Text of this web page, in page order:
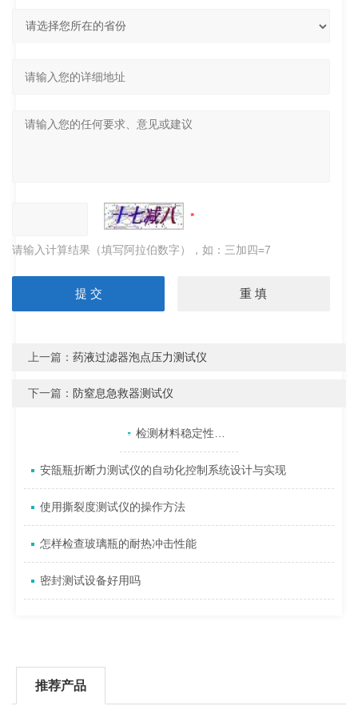
请输入计算结果（填写阿拉伯数字），如：三加四=7
上一篇：药液过滤器泡点压力测试仪
下一篇： 防窒息急救器测试仪
相关文章 检测材料稳定性：内应力测试仪的准确性与可靠性
安瓿瓶折断力测试仪的自动化控制系统设计与实现
使用撕裂度测试仪的操作方法
怎样检查玻璃瓶的耐热冲击性能
密封测试设备好用吗
推荐产品